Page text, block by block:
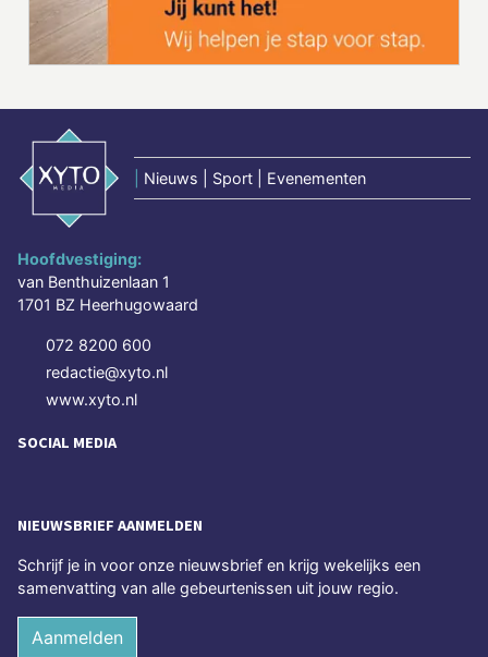
Nieuws | Sport | Evenementen
Hoofdvestiging:
van Benthuizenlaan 1
1701 BZ Heerhugowaard
072 8200 600
redactie@xyto.nl
www.xyto.nl
SOCIAL MEDIA
NIEUWSBRIEF AANMELDEN
Schrijf je in voor onze nieuwsbrief en krijg wekelijks een
samenvatting van alle gebeurtenissen uit jouw regio.
Aanmelden